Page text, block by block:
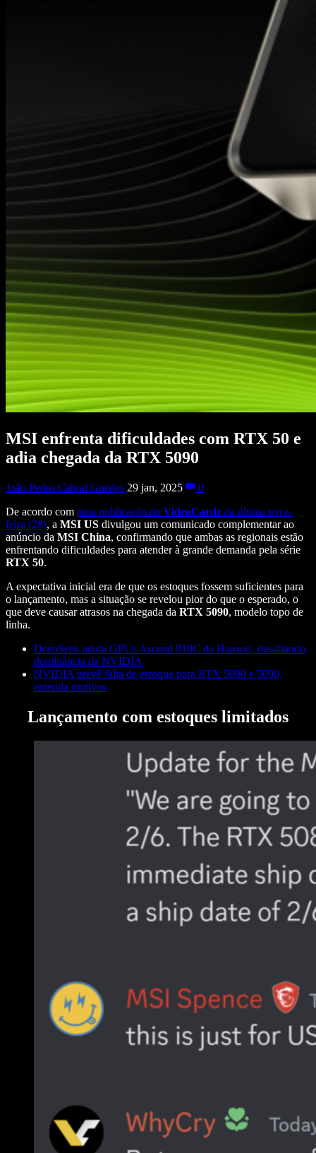
MSI enfrenta dificuldades com RTX 50 e
adia chegada da RTX 5090
João Pedro Cabral Guedes 29 jan, 2025
0
De acordo com uma publicação do VideoCardz da última terça-
feira (28), a MSI US divulgou um comunicado complementar ao
anúncio da MSI China, confirmando que ambas as regionais estão
enfrentando dificuldades para atender à grande demanda pela série
RTX 50.
A expectativa inicial era de que os estoques fossem suficientes para
o lançamento, mas a situação se revelou pior do que o esperado, o
que deve causar atrasos na chegada da RTX 5090, modelo topo de
linha.
DeepSeek adota GPUs Ascend 910C da Huawei, desafiando
dominância da NVIDIA
NVIDIA prevê falta de estoque para RTX 5080 e 5090,
entenda motivos
Lançamento com estoques limitados